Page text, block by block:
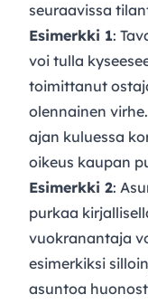
seuraavissa
Esimerkki 1:
voi tulla
toimittanut
olennainen
ajan kuluessa
oikeus kaupan
Esimerkki 2:
purkaa
vuokranantaja
esimerkiksi
asuntoa